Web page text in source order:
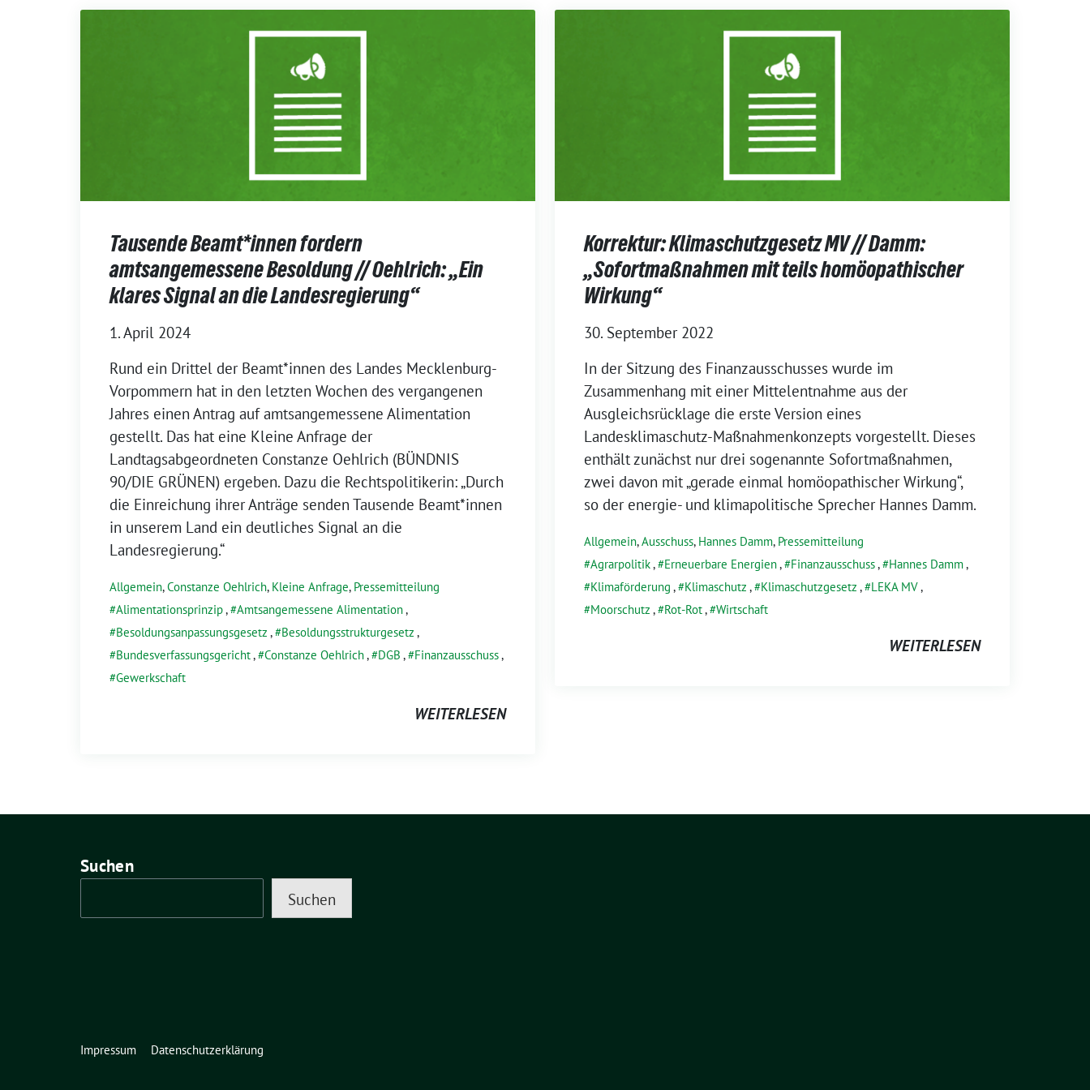
Tausende Beamt*innen fordern
amtsangemessene Besoldung // Oehlrich: „Ein
klares Signal an die Landesregierung“
1. April 2024
Rund ein Drittel der Beamt*innen des Landes Mecklenburg-
Vorpommern hat in den letzten Wochen des vergangenen
Jahres einen Antrag auf amtsangemessene Alimentation
gestellt. Das hat eine Kleine Anfrage der
Landtagsabgeordneten Constanze Oehlrich (BÜNDNIS
90/DIE GRÜNEN) ergeben. Dazu die Rechtspolitikerin: „Durch
die Einreichung ihrer Anträge senden Tausende Beamt*innen
in unserem Land ein deutliches Signal an die
Landesregierung.“
Allgemein,Constanze Oehlrich, Kleine Anfrage, Pressemitteilung
Alimentationsprinzip, Amtsangemessene Alimentation,
Besoldungsanpassungsgesetz , Besoldungsstrukturgesetz ,
Bundesverfassungsgericht, Constanze Oehlrich, DGB , Finanzausschuss,
Gewerkschaft
WEITERLESEN
Korrektur: Klimaschutzgesetz MV // Damm:
„Sofortmaßnahmen mit teils homöopathischer
Wirkung“
30. September 2022
In der Sitzung des Finanzausschusses wurde im
Zusammenhang mit einer Mittelentnahme aus der
Ausgleichsrücklage die erste Version eines
Landesklimaschutz-Maßnahmenkonzepts vorgestellt. Dieses
enthält zunächst nur drei sogenannte Sofortmaßnahmen,
zwei davon mit „gerade einmal homöopathischer Wirkung“,
so der energie- und klimapolitische Sprecher Hannes Damm.
Allgemein,Ausschuss, Hannes Damm, Pressemitteilung
Agrarpolitik, Erneuerbare Energien, Finanzausschuss, Hannes Damm,
Klimaförderung , Klimaschutz , Klimaschutzgesetz , LEKA MV,
Moorschutz , Rot-Rot, Wirtschaft
WEITERLESEN
Suchen
Suchen
Impressum Datenschutzerklärung